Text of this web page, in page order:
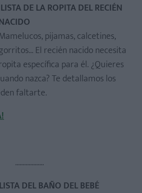
LISTA DE LA ROPITA DEL RECIÉN
pijamas, calcetines,
El recién nacido necesita
específica para él. ¿Quieres
nazca? Te detallamos los
faltarte.
...................
LISTA DEL BAÑO DEL BEBÉ